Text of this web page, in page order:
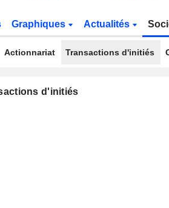
Graphiques Actualités
Actionnariat Transactions d'initiés
d'initiés